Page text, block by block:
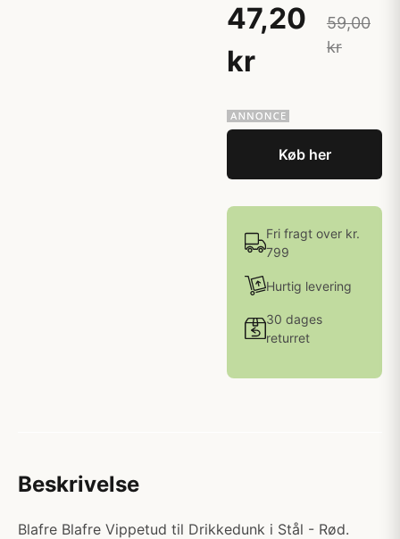
47,20
kr
59,00
kr
Køb her
Fri fragt over kr.
799
Hurtig levering
30 dages
returret
Beskrivelse
Blafre Blafre Vippetud til Drikkedunk i Stål - Rød.